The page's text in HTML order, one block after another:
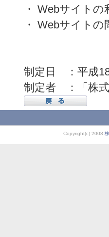
・ Webサイト
・ Webサイト
制定日 ：平成
制定者 ：「株
Copyright(c) 2008